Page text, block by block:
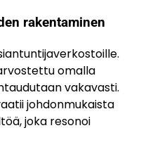
rakentaminen
omalla
vakavasti.
johdonmukaista
joka resonoi